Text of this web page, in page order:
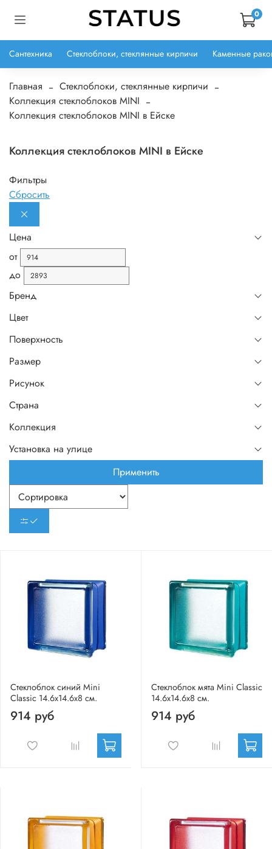
0
Сантехника Стеклоблоки, стеклянные кирпичи Каменные
Главная
Стеклоблоки, стеклянные кирпичи
Коллекция стеклоблоков MINI
Коллекция стеклоблоков MINI в Ейске
Коллекция стеклоблоков MINI в Ейске
Стеклоблок синий Mini
Classic 14.6x14.6x8 см.
914 руб
Стеклоблок мята Mini Classic
14.6x14.6x8 см.
914 руб
Фильтры
Сбросить
Цена
от
до
Бренд
Цвет
Поверхность
Размер
Рисунок
Страна
Коллекция
Установка на улице
Применить